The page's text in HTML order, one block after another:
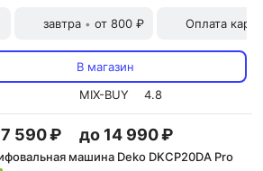
завтра • от 800 ₽ Оплата
В магазин
MIX-BUY
4.8
590 ₽ до 14 990 ₽
машина Deko DKCP20DA Pro